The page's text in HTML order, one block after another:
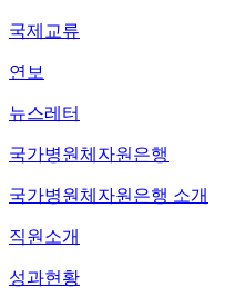
국제교류
연보
뉴스레터
국가병원체자원은행
국가병원체자원은행 소개
직원소개
성과현황